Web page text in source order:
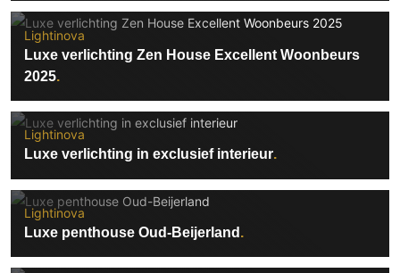
Lightinova
Luxe verlichting Zen House Excellent Woonbeurs
2025
Lightinova
Luxe verlichting in exclusief interieur
Lightinova
Luxe penthouse Oud-Beijerland